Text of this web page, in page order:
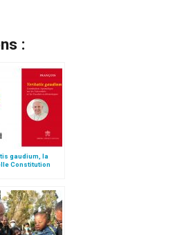
:
gaudium, la
Constitution